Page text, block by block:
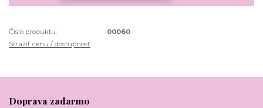
Číslo produktu:
00060
Strážiť cenu / dostupnosť
Doprava zadarmo